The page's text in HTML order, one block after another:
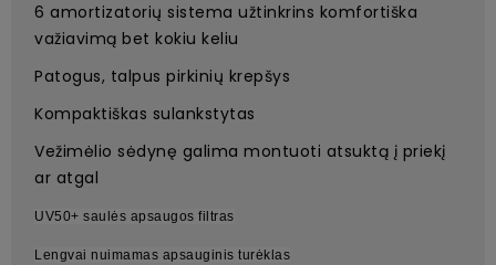
6 amortizatorių sistema užtinkrins komfortiška
važiavimą bet kokiu keliu
Patogus, talpus pirkinių krepšys
Kompaktiškas sulankstytas
Vežimėlio sėdynę galima montuoti atsuktą į priekį
ar atgal
UV50+ saulės apsaugos filtras
Lengvai nuimamas apsauginis turėklas